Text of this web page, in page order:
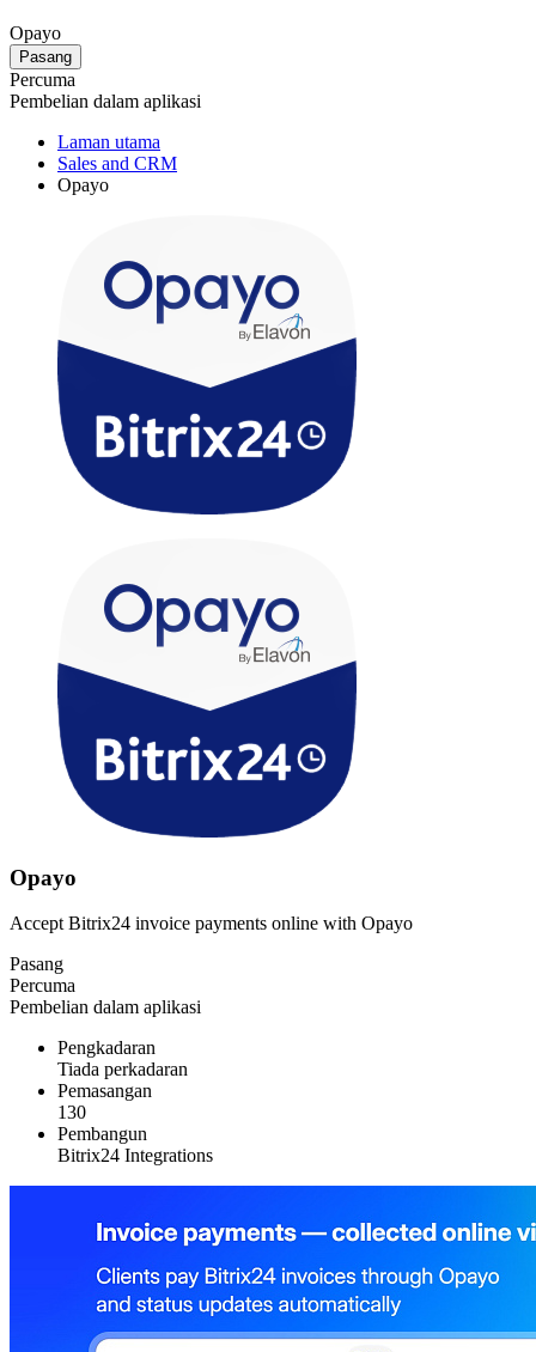
Opayo
Pasang
Percuma
Pembelian dalam aplikasi
Laman utama
Sales and CRM
Opayo
Opayo
Accept Bitrix24 invoice payments online with Opayo
Pasang
Percuma
Pembelian dalam aplikasi
Pengkadaran
Tiada perkadaran
Pemasangan
130
Pembangun
Bitrix24 Integrations